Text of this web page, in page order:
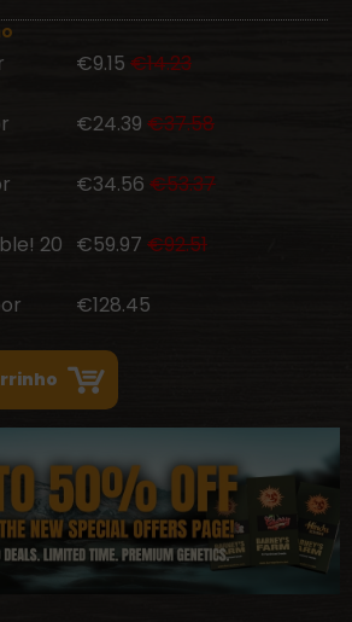
€9.15 €14.23
€24.39 €37.58
€34.56 €53.37
20 €59.97 €92.51
€128.45